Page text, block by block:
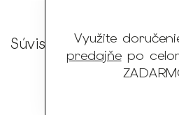
Využite
predajňepo
Súvisiaci tovar